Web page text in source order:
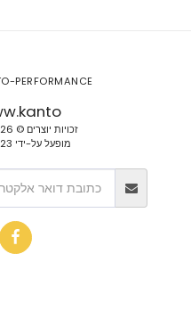
זכויות יוצרים © 2026 כל הזכויות שמורות
מופעל על-ידי
PERFORMANCE